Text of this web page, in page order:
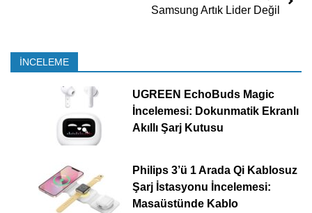
Samsung Artık Lider Değil
İNCELEME
UGREEN EchoBuds Magic
İncelemesi: Dokunmatik Ekranlı
Akıllı Şarj Kutusu
Philips 3’ü 1 Arada Qi Kablosuz
Şarj İstasyonu İncelemesi:
Masaüstünde Kablo